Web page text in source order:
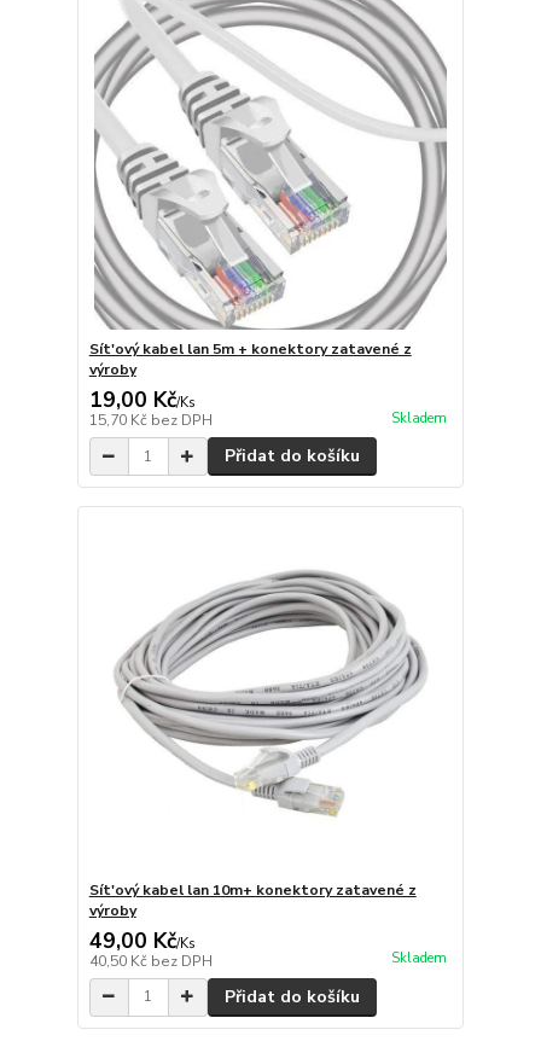
Sít'ový kabel lan 5m + konektory zatavené z
výroby
19,00 Kč/Ks
15,70 Kč bez DPH Skladem
Přidat do košíku
Sít'ový kabel lan 10m+ konektory zatavené z
výroby
49,00 Kč/Ks
40,50 Kč bez DPH Skladem
Přidat do košíku